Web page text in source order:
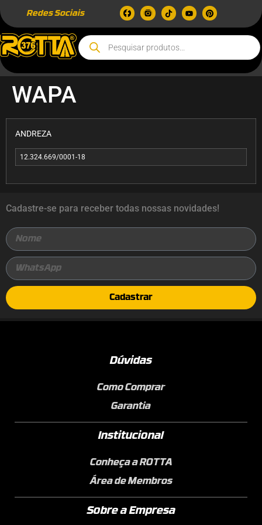
Redes Sociais
WAPA
ANDREZA
12.324.669/0001-18
Cadastre-se para receber todas nossas novidades!
Cadastrar
Dúvidas
Como Comprar
Garantia
Institucional
Conheça a ROTTA
Área de Membros
Sobre a Empresa